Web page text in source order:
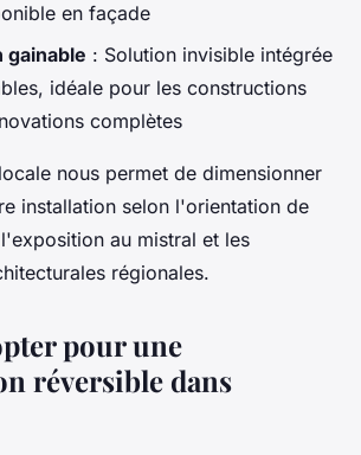
en façade
gainable : Solution invisible intégrée
idéale pour les constructions
complètes
nous permet de dimensionner
installation selon l'orientation de
au mistral et les
régionales.
pour une
réversible dans